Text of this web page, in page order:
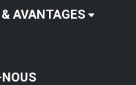
AVANTAGES